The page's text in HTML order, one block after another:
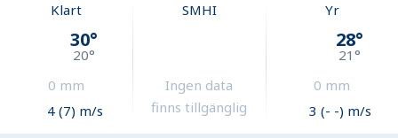
Klart
30°
20°
0 mm
4 (7) m/s
SMHI
Ingen data
finns tillgänglig
Yr
28°
21°
0 mm
3 (- -) m/s